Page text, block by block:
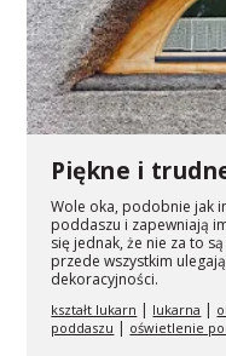
Piękne i
Wole oka, podobnie jak
poddaszu i zapewniają
się jednak, że nie za to
przede wszystkim
dekoracyjności.
kształt lukarn lukarna
poddaszu
oświetlenie